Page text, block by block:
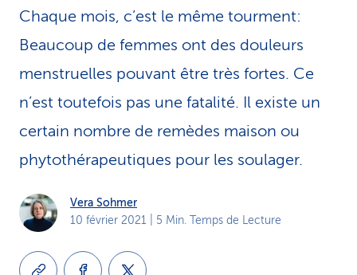
e
s
r
c
Chaque mois, c’est le même tourment:
Beaucoup de femmes ont des douleurs
menstruelles pouvant être très fortes. Ce
n’est toutefois pas une fatalité. Il existe un
certain nombre de remèdes maison ou
phytothérapeutiques pour les soulager.
Vera Sohmer
10 février 2021 | 5 Min. Temps de Lecture